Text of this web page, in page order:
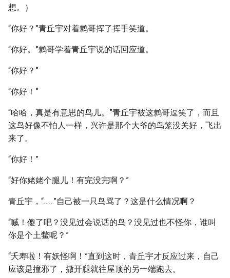
想。）
“你好？”青丘宇对着鹩哥挥了挥手笑道。
“你好。”鹩哥学着青丘宇说的话回应道。
“你好？”
“你好！”
“哈哈，真是有意思的鸟儿。”青丘宇被这鹩哥逗笑了，而且
这鸟好像不怕人一样，兴许是那个大爷的鸟笼没关好，飞出
来了。
“你好！”
“好你姥姥个腿儿！有完没完啊？”
青丘宇，“……”自己被一只鸟骂了？这是什么情况啊？
“嘁！傻了吧？没见过会说话的鸟？没见过也不怪你，谁叫
你是个土鳖呢？”
“夭寿啦！有妖怪啊！”直到这时，青丘宇才反应过来，自己
应该是撞邪了，撒开腿就往屋顶的另一端跑去。